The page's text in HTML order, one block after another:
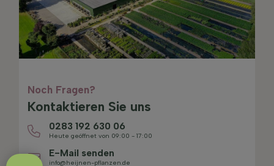
Noch Fragen?
Kontaktieren Sie uns
0283 192 630 06
Heute geöffnet von 09:00 - 17:00
E-Mail senden
info@heijnen-pflanzen.de